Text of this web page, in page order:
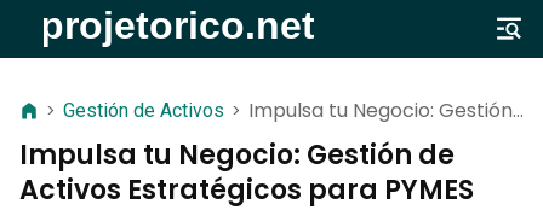
> Gestión de Activos > Impulsa tu Negocio: Gestión
de Activos Estratégicos para
PYMES
Impulsa tu Negocio: Gestión de
Activos Estratégicos para PYMES